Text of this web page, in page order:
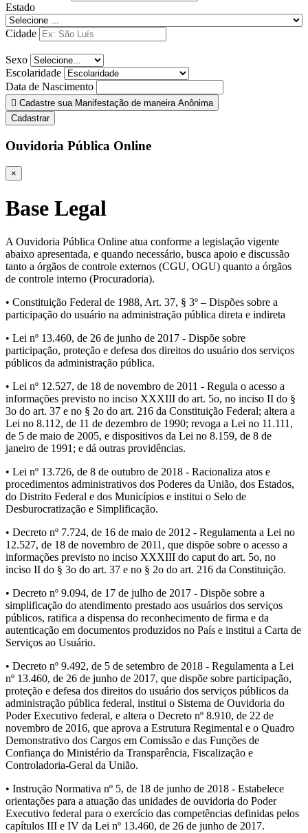
Estado
Cidade
Sexo
Escolaridade
Data de Nascimento
Cadastre sua Manifestação de maneira Anônima
Cadastrar
Ouvidoria Pública Online
×
Base Legal
A Ouvidoria Pública Online atua conforme a legislação vigente
abaixo apresentada, e quando necessário, busca apoio e discussão
tanto a órgãos de controle externos (CGU, OGU) quanto a órgãos
de controle interno (Procuradoria).
• Constituição Federal de 1988, Art. 37, § 3º – Dispões sobre a
participação do usuário na administração pública direta e indireta
• Lei nº 13.460, de 26 de junho de 2017 - Dispõe sobre
participação, proteção e defesa dos direitos do usuário dos serviços
públicos da administração pública.
• Lei nº 12.527, de 18 de novembro de 2011 - Regula o acesso a
informações previsto no inciso XXXIII do art. 5o, no inciso II do §
3o do art. 37 e no § 2o do art. 216 da Constituição Federal; altera a
Lei no 8.112, de 11 de dezembro de 1990; revoga a Lei no 11.111,
de 5 de maio de 2005, e dispositivos da Lei no 8.159, de 8 de
janeiro de 1991; e dá outras providências.
• Lei nº 13.726, de 8 de outubro de 2018 - Racionaliza atos e
procedimentos administrativos dos Poderes da União, dos Estados,
do Distrito Federal e dos Municípios e institui o Selo de
Desburocratização e Simplificação.
• Decreto nº 7.724, de 16 de maio de 2012 - Regulamenta a Lei no
12.527, de 18 de novembro de 2011, que dispõe sobre o acesso a
informações previsto no inciso XXXIII do caput do art. 5o, no
inciso II do § 3o do art. 37 e no § 2o do art. 216 da Constituição.
• Decreto nº 9.094, de 17 de julho de 2017 - Dispõe sobre a
simplificação do atendimento prestado aos usuários dos serviços
públicos, ratifica a dispensa do reconhecimento de firma e da
autenticação em documentos produzidos no País e institui a Carta de
Serviços ao Usuário.
• Decreto nº 9.492, de 5 de setembro de 2018 - Regulamenta a Lei
nº 13.460, de 26 de junho de 2017, que dispõe sobre participação,
proteção e defesa dos direitos do usuário dos serviços públicos da
administração pública federal, institui o Sistema de Ouvidoria do
Poder Executivo federal, e altera o Decreto nº 8.910, de 22 de
novembro de 2016, que aprova a Estrutura Regimental e o Quadro
Demonstrativo dos Cargos em Comissão e das Funções de
Confiança do Ministério da Transparência, Fiscalização e
Controladoria-Geral da União.
• Instrução Normativa nº 5, de 18 de junho de 2018 - Estabelece
orientações para a atuação das unidades de ouvidoria do Poder
Executivo federal para o exercício das competências definidas pelos
capítulos III e IV da Lei nº 13.460, de 26 de junho de 2017.